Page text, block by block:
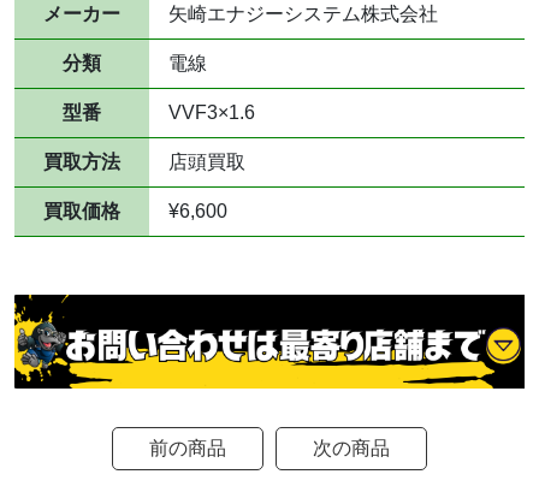
メーカー 矢崎エナジーシステム株式会社
分類 電線
型番 VVF3×1.6
買取方法 店頭買取
買取価格 ¥6,600
前の商品 次の商品